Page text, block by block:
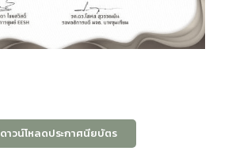
ดาวน์โหลดประกาศนียบัตร